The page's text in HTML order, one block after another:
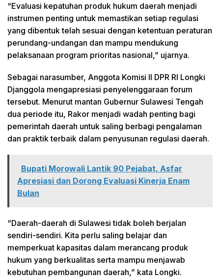
“Evaluasi kepatuhan produk hukum daerah menjadi
instrumen penting untuk memastikan setiap regulasi
yang dibentuk telah sesuai dengan ketentuan peraturan
perundang-undangan dan mampu mendukung
pelaksanaan program prioritas nasional,” ujarnya.
Sebagai narasumber, Anggota Komisi II DPR RI Longki
Djanggola mengapresiasi penyelenggaraan forum
tersebut. Menurut mantan Gubernur Sulawesi Tengah
dua periode itu, Rakor menjadi wadah penting bagi
pemerintah daerah untuk saling berbagi pengalaman
dan praktik terbaik dalam penyusunan regulasi daerah.
Bupati Morowali Lantik 90 Pejabat, Asfar
Apresiasi dan Dorong Evaluasi Kinerja Enam
Bulan
“Daerah-daerah di Sulawesi tidak boleh berjalan
sendiri-sendiri. Kita perlu saling belajar dan
memperkuat kapasitas dalam merancang produk
hukum yang berkualitas serta mampu menjawab
kebutuhan pembangunan daerah,” kata Longki.